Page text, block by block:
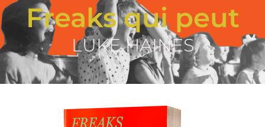
Freaks qui peut
LUKE HAINES